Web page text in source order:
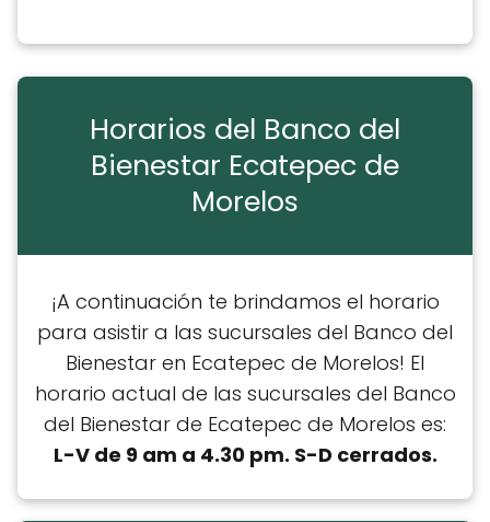
Horarios del Banco del
Bienestar Ecatepec de
Morelos
¡A continuación te brindamos el horario
para asistir a las sucursales del Banco del
Bienestar en Ecatepec de Morelos! El
horario actual de las sucursales del Banco
del Bienestar de Ecatepec de Morelos es:
L-V de 9 am a 4.30 pm. S-D cerrados.